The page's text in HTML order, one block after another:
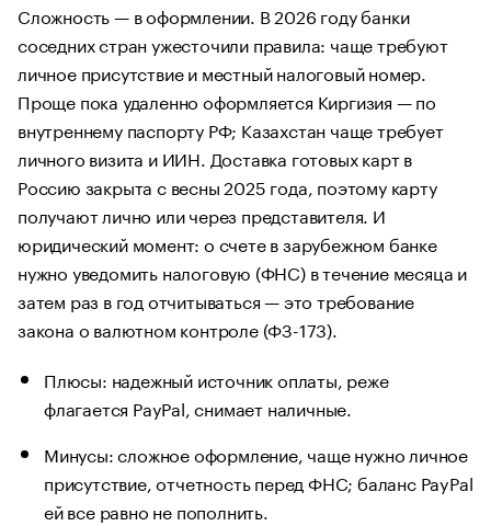
Сложность — в оформлении. В 2026 году банки
соседних стран ужесточили правила: чаще требуют
личное присутствие и местный налоговый номер.
Проще пока удаленно оформляется Киргизия — по
внутреннему паспорту РФ; Казахстан чаще требует
личного визита и ИИН. Доставка готовых карт в
Россию закрыта с весны 2025 года, поэтому карту
получают лично или через представителя. И
юридический момент: о счете в зарубежном банке
нужно уведомить налоговую (ФНС) в течение месяца и
затем раз в год отчитываться — это требование
закона о валютном контроле (ФЗ-173).
Плюсы: надежный источник оплаты, реже
флагается PayPal, снимает наличные.
Минусы: сложное оформление, чаще нужно личное
присутствие, отчетность перед ФНС; баланс PayPal
ей все равно не пополнить.